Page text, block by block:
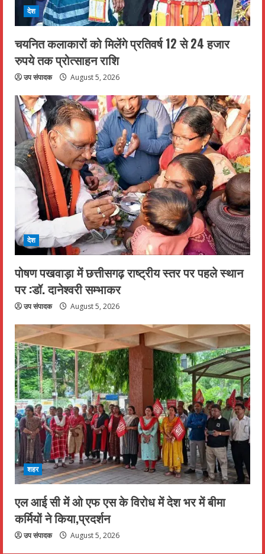
देश
चयनित कलाकारों को मिलेंगे प्रतिवर्ष 12 से 24 हजार
रुपये तक प्रोत्साहन राशि
उप संपादक August 5, 2026
देश
पोषण पखवाड़ा में छत्तीसगढ़ राष्ट्रीय स्तर पर पहले स्थान
पर :डॉ. दानेश्वरी सम्भाकर
उप संपादक August 5, 2026
शहर
एल आई सी में ओ एफ एस के विरोध में देश भर में बीमा
कर्मियों ने किया,प्रदर्शन
उप संपादक August 5, 2026